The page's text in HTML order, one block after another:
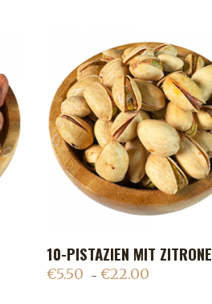
ADD TO CART
10-PISTAZIEN MIT ZITRONE
€5.50 – €22.00